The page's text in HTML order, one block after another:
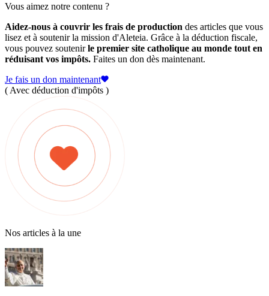
Vous aimez notre contenu ?
Aidez-nous à couvrir les frais de production des articles que vous
lisez et à soutenir la mission d'Aleteia. Grâce à la déduction fiscale,
vous pouvez soutenirle premier site catholique au monde tout en
réduisant vos impôts. Faites un don dès maintenant.
Je fais un don maintenant
( Avec déduction d'impôts )
Nos articles à la une